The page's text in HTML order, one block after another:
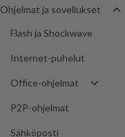
Ohjelmat ja sovellukset
Flash ja Shockwave
Internet-puhelut
Office-ohjelmat
P2P-ohjelmat
Sähköposti